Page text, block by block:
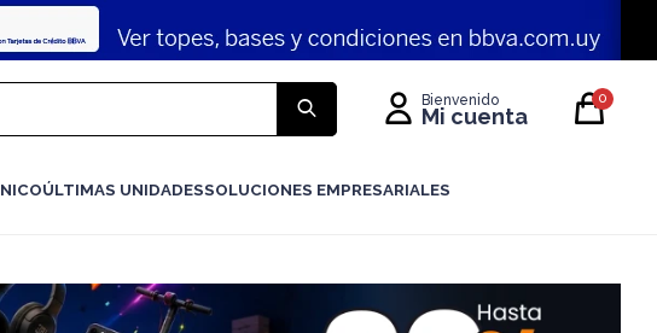
ÚLTIMAS UNIDADESSOLUCIONES EMPRESARIALES
0